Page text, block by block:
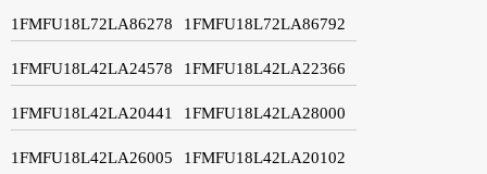
1FMFU18L72LA86278 1FMFU18L72LA86792
1FMFU18L42LA24578 1FMFU18L42LA22366
1FMFU18L42LA20441 1FMFU18L42LA28000
1FMFU18L42LA26005 1FMFU18L42LA20102